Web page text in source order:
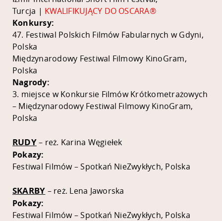
Turcja | KWALIFIKUJĄCY DO OSCARA®
Konkursy:
47. Festiwal Polskich Filmów Fabularnych w Gdyni,
Polska
Międzynarodowy Festiwal Filmowy KinoGram,
Polska
Nagrody:
3. miejsce w Konkursie Filmów Krótkometrażowych
– Międzynarodowy Festiwal Filmowy KinoGram,
Polska
RUDY– reż. Karina Węgiełek
Pokazy:
Festiwal Filmów – Spotkań NieZwykłych, Polska
SKARBY – reż. Lena Jaworska
Pokazy:
Festiwal Filmów – Spotkań NieZwykłych, Polska